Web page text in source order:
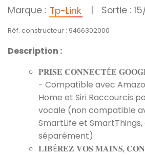
Marque : Tp-Link | Sortie :
Réf. constructeur : 9466302000
Description :
𝐏𝐑𝐈𝐒𝐄 𝐂𝐎𝐍𝐍𝐄𝐂𝐓É𝐄
- Compatible avec
Home et Siri Raccourcis
vocale (non compatible
SmartLife et
séparément)
𝐋𝐈𝐁É𝐑𝐄𝐙 𝐕𝐎𝐒 𝐌𝐀𝐈𝐍𝐒,